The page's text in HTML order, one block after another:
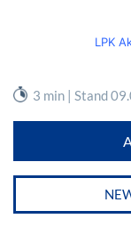
LPK
3 min | Stand